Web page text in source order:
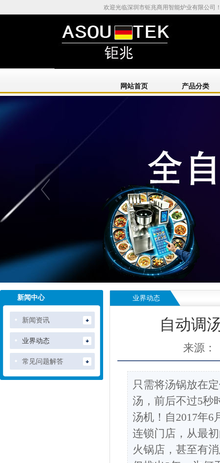
欢迎光临深圳市钜兆商用智能炉业有限公司
网站首页 产品分类
新闻中心
新闻资讯
业界动态
常见问题解答
业界动态
自动调
来源：
只需将汤锅放在
汤，前后不过5秒
汤机！自2017年6
连锁门店，从最
火锅店，甚至有